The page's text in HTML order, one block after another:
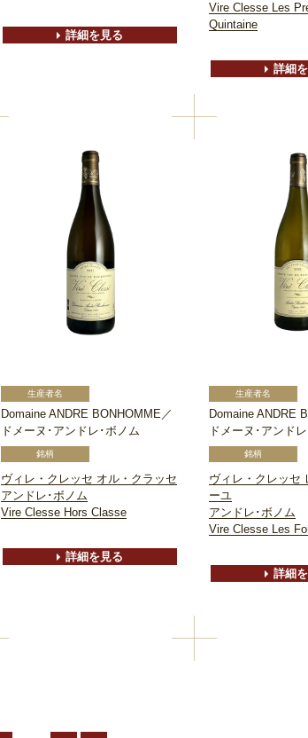
詳細を見る
Vire Clesse Les
Quintaine
詳細
Domaine ANDRE BONHOMME／
ドメーヌ･アンドレ･ボノム
ヴィレ・クレッセ オル・クラッセ
アンドレ･ボノム
Vire Clesse Hors Classe
詳細を見る
Domaine ANDRE
ドメーヌ･アンド
ヴィレ・クレッセ
ーユ
アンドレ･ボノム
Vire Clesse Les
詳細